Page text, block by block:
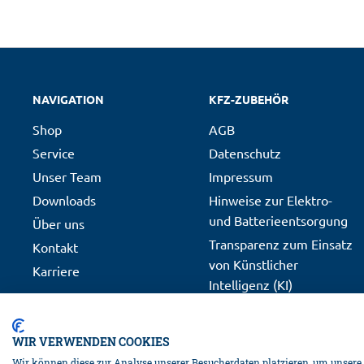
26316
DE
Info@filmer.de
Warnhinweise
WARNUNG! LEBENS- UND UNFALLGEFAHR FÜR
Lassen Sie Kinder niemals unbeaufsichtigt mit dem
Sie diesen Artikel stets von Kindern fern. Dieser
können erhebliche Gefahren für den Benutzer
NAVIGATION
Shop
Service
Unser Team
Downloads
Über uns
Kontakt
Karriere
KFZ-ZUBEHÖR
AGB
Datenschutz
Impressum
Hinweise zur Elektro-
und Batterieentsorgung
Transparenz zum Einsatz
von Künstlicher
Intelligenz (KI)
Verkaufsförderung
WIR VERWENDEN COOKIES